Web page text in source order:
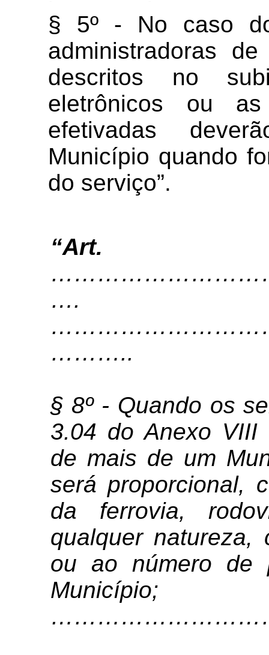
§ 5º - No caso
administradoras
descritos no
eletrônicos ou
efetivadas
Município quando
do serviço”.
“
….
………..
§ 8º - Quando os
3.04 do Anexo VIII
de mais de um
será proporcional,
da ferrovia,
qualquer natureza,
ou ao número de
Município;